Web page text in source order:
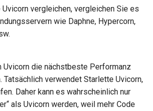
Abhängigkeiten
Middleware
CORS (Cross-Origin
Sharing)
OpenAPI-Callbacks
WSGI inkludieren – Flask,
Django und andere
SDKs generieren
Uvicorn vergleichen, vergleichen Sie es
wie Daphne, Hypercorn,
Uvicorn die nächstbeste Performanz
Tatsächlich verwendet Starlette Uvicorn,
Daher kann es wahrscheinlich nur
als Uvicorn werden, weil mehr Code